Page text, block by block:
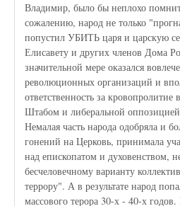
Владимир, было бы неплохо
сожалению, народ не только
попустил УБИТЬ царя и царскую
Елисавету и других членов Дома
значительной мере оказался
революционных организаций и
ответственность за
Штабом и либеральной
Немалая часть народа одобряла и
гонений на Церковь, принимала
над епископатом и духовенством,
бесчеловечному варианту
террору". А в результате народ
массового терора 30-х - 40-х